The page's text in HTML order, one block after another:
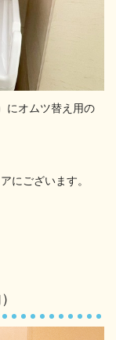
にオムツ替え用の
にございます。